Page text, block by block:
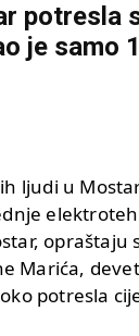
potresla
je samo
ljudi u
opraštaju
Marića,
potresla